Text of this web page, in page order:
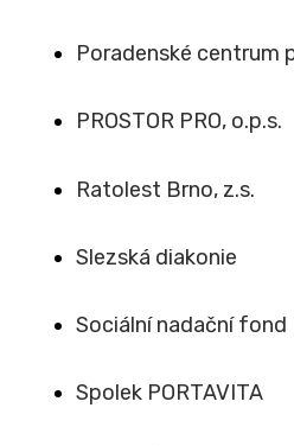
Poradenské centrum
PROSTOR PRO, o.p.s.
Ratolest Brno, z.s.
Slezská diakonie
Sociální nadační fond
Spolek PORTAVITA